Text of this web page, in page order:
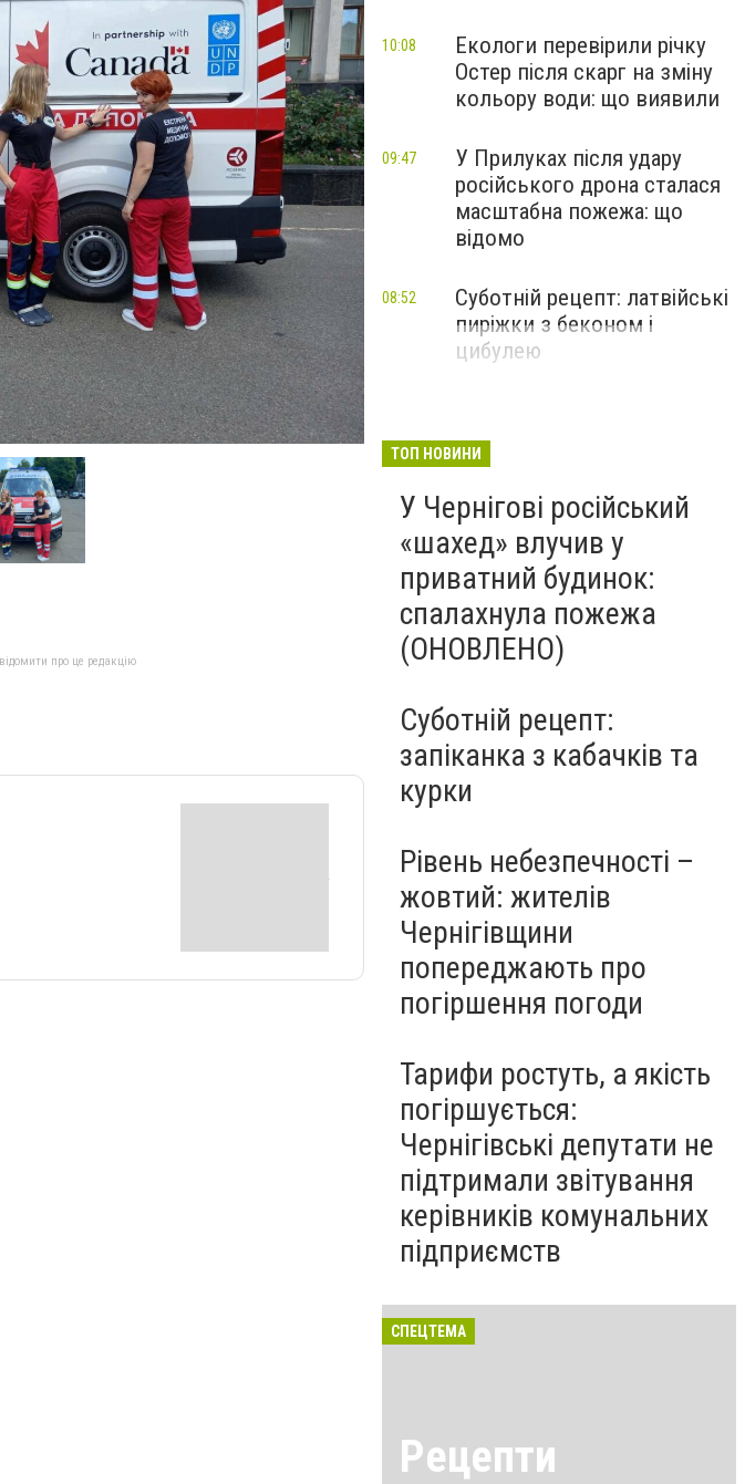
про це редакцію
Екологи перевірили річку
Остер після скарг на зміну
кольору води: що виявили
10:08
У Прилуках після удару
російського дрона сталася
масштабна пожежа: що
відомо
09:47
Суботній рецепт: латвійські
пиріжки з беконом і
цибулею
08:52
ТОП НОВИНИ
У Чернігові російський
«шахед» влучив у
приватний будинок:
спалахнула пожежа
(ОНОВЛЕНО)
Суботній рецепт:
запіканка з кабачків та
курки
Рівень небезпечності –
жовтий: жителів
Чернігівщини
попереджають про
погіршення погоди
Тарифи ростуть, а якість
погіршується:
Чернігівські депутати не
підтримали звітування
керівників комунальних
підприємств
СПЕЦТЕМА
Рецепти